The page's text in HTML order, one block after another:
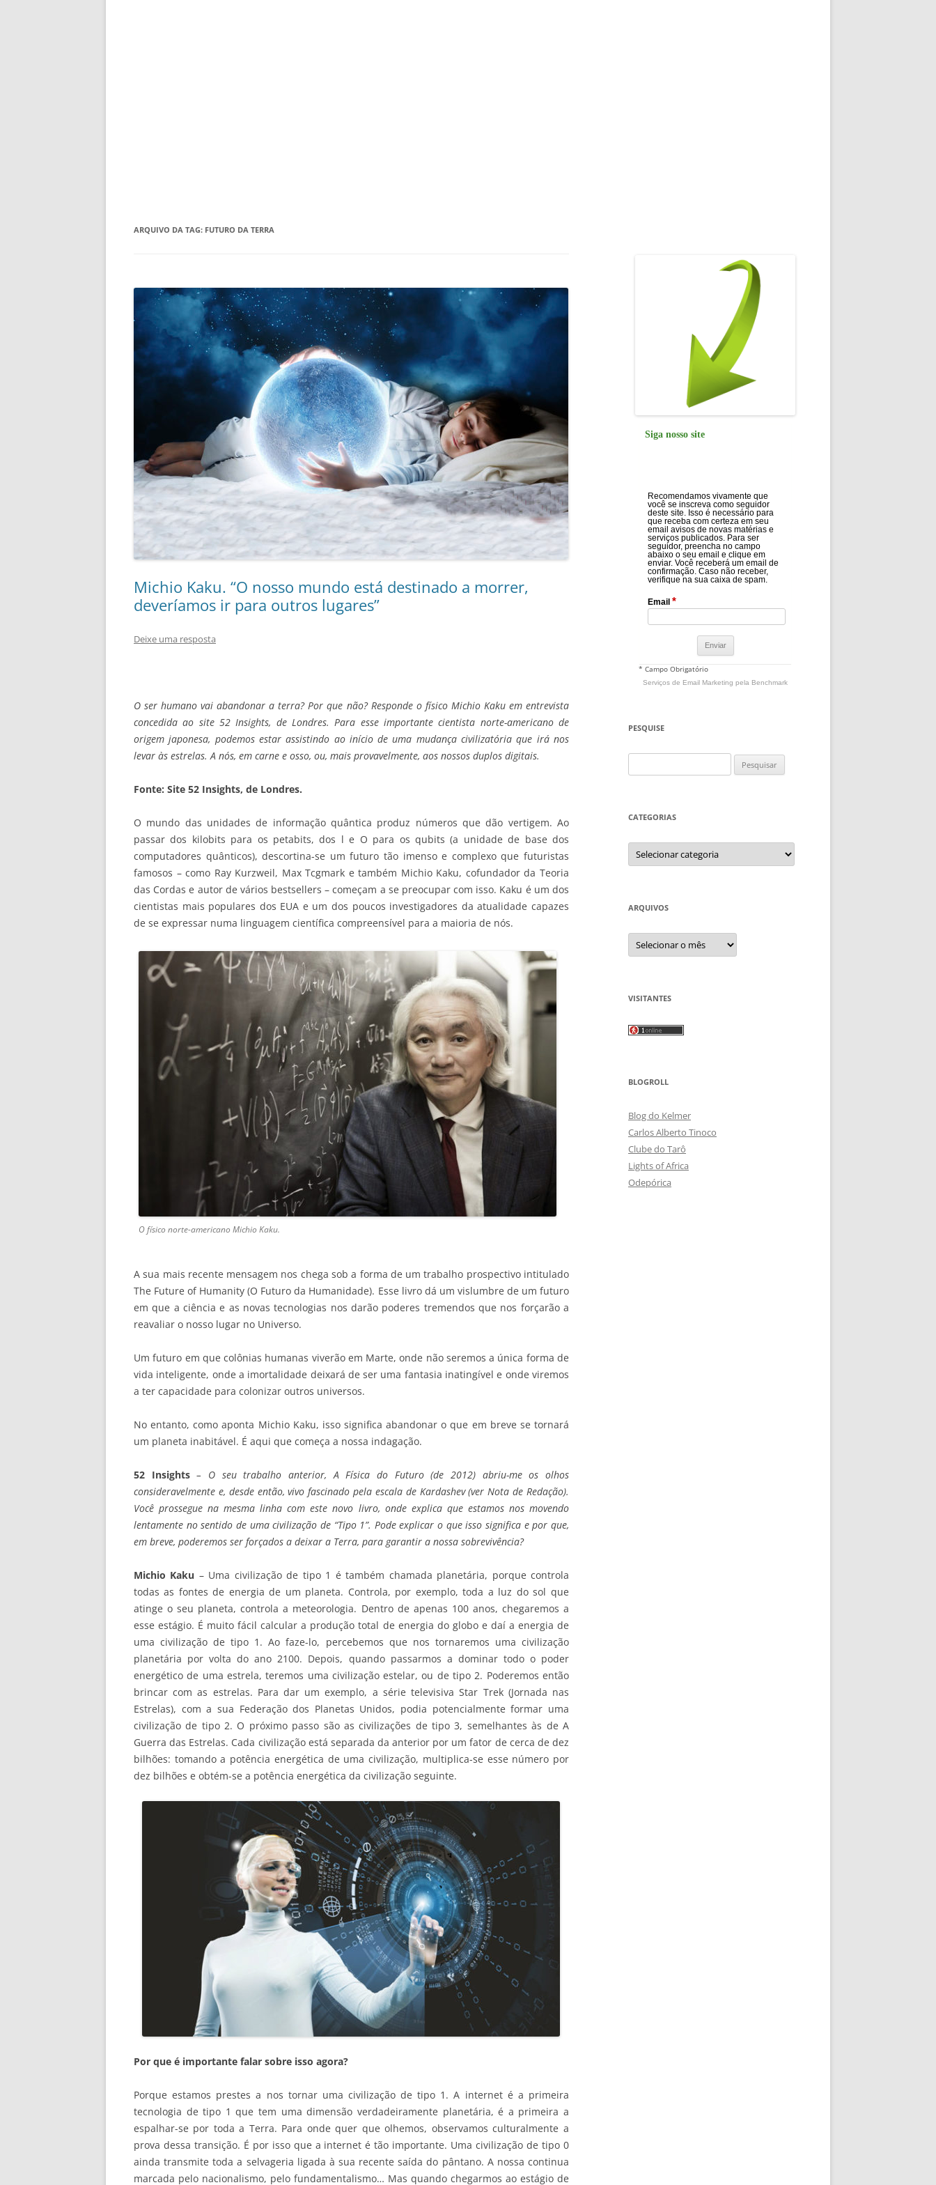
ARQUIVO DA TAG: FUTURO DA TERRA
Michio Kaku. “O nosso mundo está destinado a morrer,
deveríamos ir para outros lugares”
Deixe uma resposta
O ser humano vai abandonar a terra? Por que não? Responde o físico Michio Kaku em entrevista
concedida ao site 52 Insights, de Londres. Para esse importante cientista norte-americano de
origem japonesa, podemos estar assistindo ao início de uma mudança civilizatória que irá nos
levar às estrelas. A nós, em carne e osso, ou, mais provavelmente, aos nossos duplos digitais.
Fonte: Site 52 Insights, de Londres.
O mundo das unidades de informação quântica produz números que dão vertigem. Ao
passar dos kilobits para os petabits, dos l e O para os qubits (a unidade de base dos
computadores quânticos), descortina-se um futuro tão imenso e complexo que futuristas
famosos – como Ray Kurzweil, Max Tcgmark e também Michio Kaku, cofundador da Teoria
das Cordas e autor de vários bestsellers – começam a se preocupar com isso. Kaku é um dos
cientistas mais populares dos EUA e um dos poucos investigadores da atualidade capazes
de se expressar numa linguagem científica compreensível para a maioria de nós.
O físico norte-americano Michio Kaku.
A sua mais recente mensagem nos chega sob a forma de um trabalho prospectivo intitulado
The Future of Humanity (O Futuro da Humanidade). Esse livro dá um vislumbre de um futuro
em que a ciência e as novas tecnologias nos darão poderes tremendos que nos forçarão a
reavaliar o nosso lugar no Universo.
Um futuro em que colônias humanas viverão em Marte, onde não seremos a única forma de
vida inteligente, onde a imortalidade deixará de ser uma fantasia inatingível e onde viremos
a ter capacidade para colonizar outros universos.
No entanto, como aponta Michio Kaku, isso significa abandonar o que em breve se tornará
um planeta inabitável. É aqui que começa a nossa indagação.
52 Insights– O seu trabalho anterior, A Física do Futuro (de 2012) abriu-me os olhos
consideravelmente e, desde então, vivo fascinado pela escala de Kardashev (ver Nota de Redação).
Você prossegue na mesma linha com este novo livro, onde explica que estamos nos movendo
lentamente no sentido de uma civilização de “Tipo 1”. Pode explicar o que isso significa e por que,
em breve, poderemos ser forçados a deixar a Terra, para garantir a nossa sobrevivência?
Michio Kaku – Uma civilização de tipo 1 é também chamada planetária, porque controla
todas as fontes de energia de um planeta. Controla, por exemplo, toda a luz do sol que
atinge o seu planeta, controla a meteorologia. Dentro de apenas 100 anos, chegaremos a
esse estágio. É muito fácil calcular a produção total de energia do globo e daí a energia de
uma civilização de tipo 1. Ao faze-lo, percebemos que nos tornaremos uma civilização
planetária por volta do ano 2100. Depois, quando passarmos a dominar todo o poder
energético de uma estrela, teremos uma civilização estelar, ou de tipo 2. Poderemos então
brincar com as estrelas. Para dar um exemplo, a série televisiva Star Trek (Jornada nas
Estrelas), com a sua Federação dos Planetas Unidos, podia potencialmente formar uma
civilização de tipo 2. O próximo passo são as civilizações de tipo 3, semelhantes às de A
Guerra das Estrelas. Cada civilização está separada da anterior por um fator de cerca de dez
bilhões: tomando a potência energética de uma civilização, multiplica-se esse número por
dez bilhões e obtém-se a potência energética da civilização seguinte.
Por que é importante falar sobre isso agora?
Porque estamos prestes a nos tornar uma civilização de tipo 1. A internet é a primeira
tecnologia de tipo 1 que tem uma dimensão verdadeiramente planetária, é a primeira a
espalhar-se por toda a Terra. Para onde quer que olhemos, observamos culturalmente a
prova dessa transição. É por isso que a internet é tão importante. Uma civilização de tipo 0
ainda transmite toda a selvageria ligada à sua recente saída do pântano. A nossa continua
marcada pelo nacionalismo, pelo fundamentalismo… Mas quando chegarmos ao estágio de
Siga nosso site
Recomendamos vivamente que
você se inscreva como seguidor
deste site. Isso é necessário para
que receba com certeza em seu
email avisos de novas matérias e
serviços publicados. Para ser
seguidor, preencha no campo
abaixo o seu email e clique em
enviar. Você receberá um email de
confirmação. Caso não receber,
verifique na sua caixa de spam.
Email *
* Campo Obrigatório
Serviços de Email Marketing pela Benchmark
PESQUISE
por:
CATEGORIAS
Categorias
ARQUIVOS
Arquivos
VISITANTES
BLOGROLL
Blog do Kelmer
Carlos Alberto Tinoco
Clube do Tarô
Lights of Africa
Odepórica